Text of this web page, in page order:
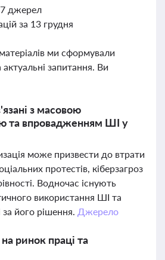
джерел
за 13 грудня
ми сформували
актуальні запитання. Ви
з масовою
та впровадженням ШІ у
може призвести до втрати
протестів, кіберзагроз
Водночас існують
використання ШІ та
за його рішення. Джерело
ринок праці та